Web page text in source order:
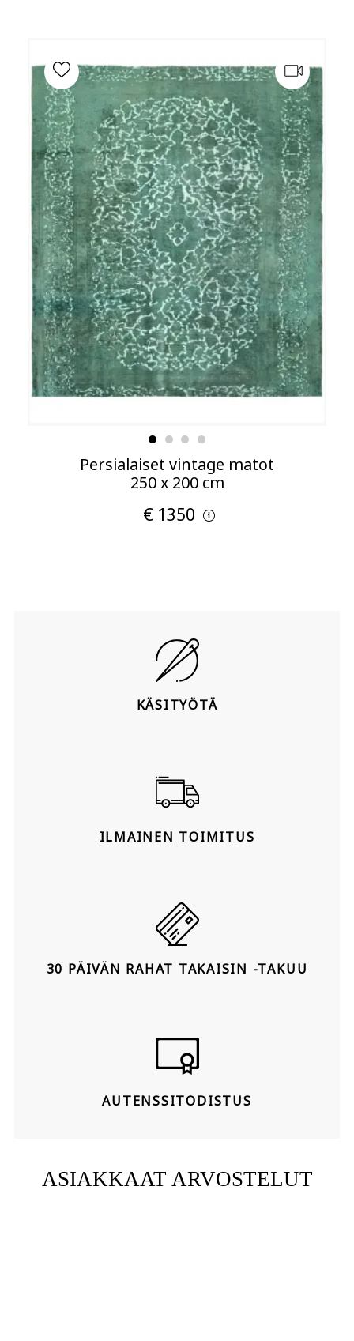
Persialaiset vintage matot
250 x 200 cm
€ 1350
KÄSITYÖTÄ
ILMAINEN TOIMITUS
30 PÄIVÄN RAHAT TAKAISIN -TAKUU
AUTENSSITODISTUS
ASIAKKAAT ARVOSTELUT